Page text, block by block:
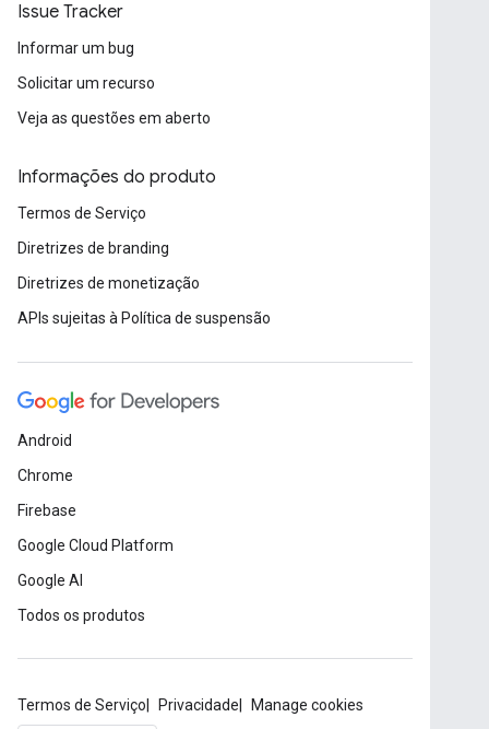
Issue Tracker
Informar um bug
Solicitar um recurso
Veja as questões em aberto
Informações do produto
Termos de Serviço
Diretrizes de branding
Diretrizes de monetização
APIs sujeitas à Política de suspensão
Android
Chrome
Firebase
Google Cloud Platform
Google AI
Todos os produtos
Termos de Serviço Privacidade Manage cookies